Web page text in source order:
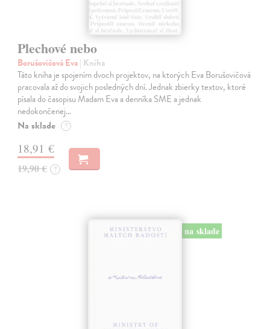
Plechové nebo
Borušovičová Eva| Kniha
Táto kniha je spojením dvoch projektov, na ktorých Eva Borušovičová
pracovala až do svojich posledných dní. Jednak zbierky textov, ktoré
písala do časopisu Madam Eva a denníka SME a jednak
nedokončenej…
Na sklade ?
18,91 €
19,90 € ?
na sklade